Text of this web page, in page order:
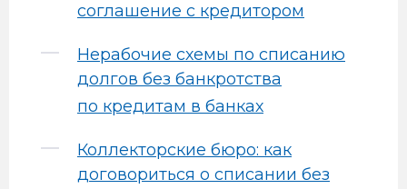
соглашение с кредитором
Нерабочие схемы по списанию
долгов без банкротства
по кредитам в банках
Коллекторские бюро: как
договориться о списании без